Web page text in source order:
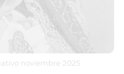
noviembre 2025